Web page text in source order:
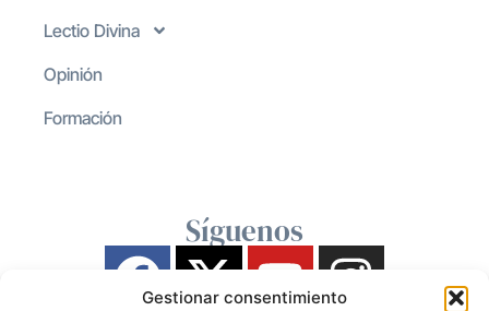
Gestionar consentimiento
Lectio Divina
Opinión
Formación
Síguenos